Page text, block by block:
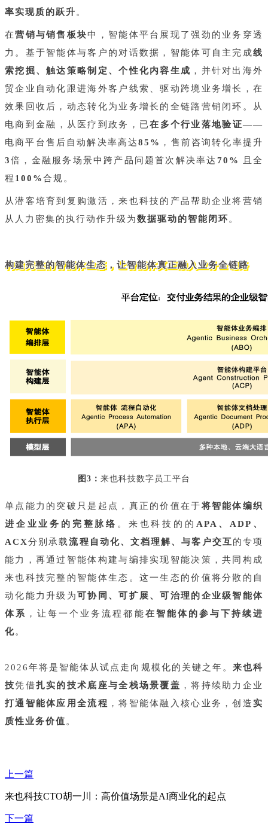
率实现质的跃升 。
在营销与销售板块中，智能体平台展现了强劲的业务穿透
力。基于智能体与客户的对话数据，智能体可自主完成线
索挖掘、触达策略制定、个性化内容生成 ，并针对出海外
贸企业自动化跟进海外客户线索、驱动跨境业务增长，在
效果回收后，动态转化为业务增长的全链路营销闭环。从
电商到金融，从医疗到政务，已在多个行业落地验证——
电商平台售后自动解决率高达85% ，售前咨询转化率提升
3倍，金融服务场景中跨产品问题首次解决率达 70%
且全
程 100%合规。
从潜客培育到复购激活，来也科技的产品帮助企业将营销
从人力密集的执行动作升级为数据驱动的智能闭环 。
构建完整的智能体生态，让智能体真正融入业务全链路
图3： 来也科技数字员工平台
单点能力的突破只是起点，真正的价值在于将智能体编织
进企业业务的完整脉络 。来也科技的的 APA、ADP、
ACX分别承载流程自动化、文档理解、与客户交互 的专项
能力，再通过智能体构建与编排实现智能决策，共同构成
来也科技完整的智能体生态。这一生态的价值将分散的自
动化能力升级为可协同、可扩展、可治理的企业级智能体
体系 ，让每一个业务流程都能在智能体的参与下持续进
化。
2026年将是智能体从试点走向规模化的关键之年。 来也科
技凭借扎实的技术底座与全栈场景覆盖 ，将持续助力企业
打通智能体应用全流程 ，将智能体融入核心业务，创造实
质性业务价值 。
上一篇
来也科技CTO胡一川：高价值场景是AI商业化的起点
下一篇